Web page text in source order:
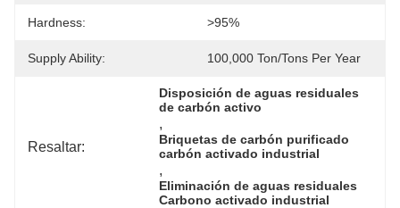
Hardness: >95%
Supply Ability: 100,000 Ton/Tons Per Year
Resaltar:
Disposición de aguas residuales
de carbón activo
,
Briquetas de carbón purificado
carbón activado industrial
,
Eliminación de aguas residuales
Carbono activado industrial